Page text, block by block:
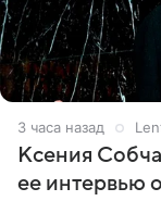
3 часа назад
Ксения
ее интервью